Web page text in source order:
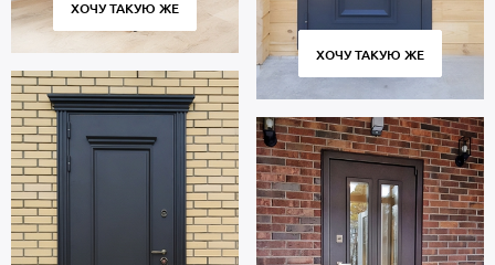
ХОЧУ ТАКУЮ ЖЕ
ХОЧУ ТАКУЮ ЖЕ